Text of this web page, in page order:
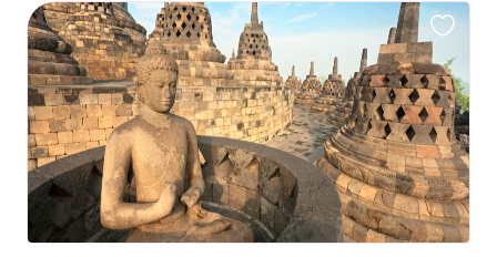
foglalható gazdag programokkal és az árban foglalt
szilveszteri vacsorával. A weboldalon feltüntetett
irányár a legkedvezőbb árú időpont részvételi díja. Az
árak részleteiről az időpont kiválasztását követően
tájékozódhat.
További érdekességekért Indonéziáról kattintson ide.